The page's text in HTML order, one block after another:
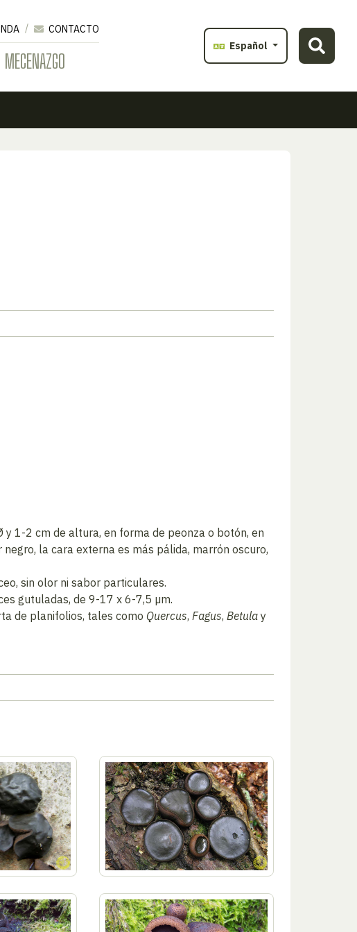
MECENAZGO
CONTACTO
Español
1-2 cm de altura, en forma de peonza o botón, en
la cara externa es más pálida, marrón oscuro,
sin olor ni sabor particulares.
gutuladas, de 9-17 x 6-7,5 µm.
de planifolios, tales como Quercus, Fagus, Betula y